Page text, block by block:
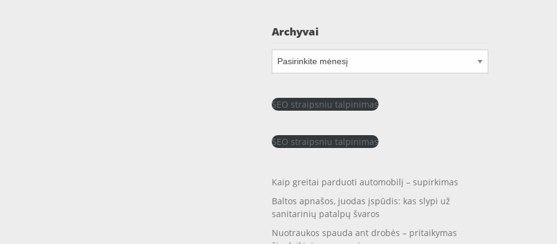
Archyvai
Archyvai
SEO straipsniu talpinimas
SEO straipsniu talpinimas
Kaip greitai parduoti automobilį – supirkimas
Baltos apnašos, juodas įspūdis: kas slypi už
sanitarinių patalpų švaros
Nuotraukos spauda ant drobės – pritaikymas